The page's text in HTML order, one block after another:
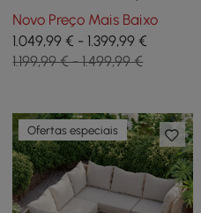
Slaterra em Acácia e
Alumínio em Cinzento
Claro
Novo Preço Mais Baixo
1.049,99 € - 1.399,99 €
1.199,99 € - 1.499,99 €
Ofertas especiais